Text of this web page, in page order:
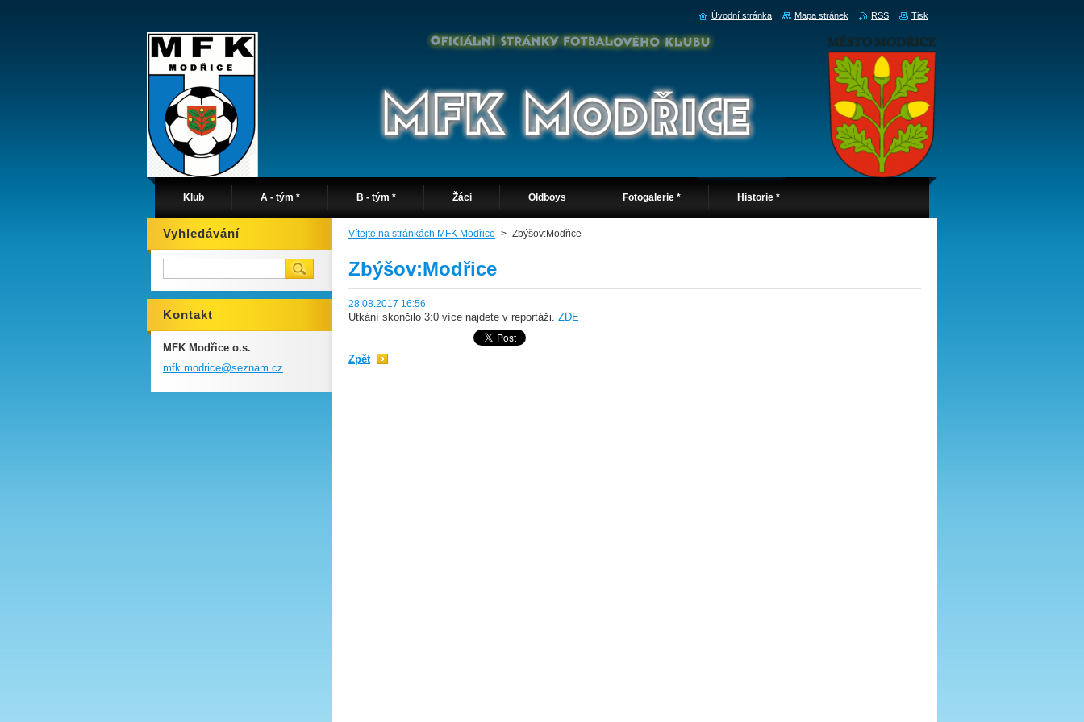
Klub A - tým * B - tým * Žáci Oldboys Fotogalerie * Historie *
Vítejte na stránkách MFK Modřice > Zbýšov:Modřice
Zbýšov:Modřice
28.08.2017 16:56
Utkání skončilo 3:0 více najdete v reportáži. ZDE
Zpět
Vyhledávání
Kontakt
MFK Modřice o.s.
mfk.modrice@seznam.cz
Úvodní stránka Mapa stránek RSS Tisk